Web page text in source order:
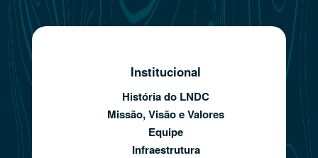
Institucional
História do LNDC
Missão, Visão e Valores
Equipe
Infraestrutura